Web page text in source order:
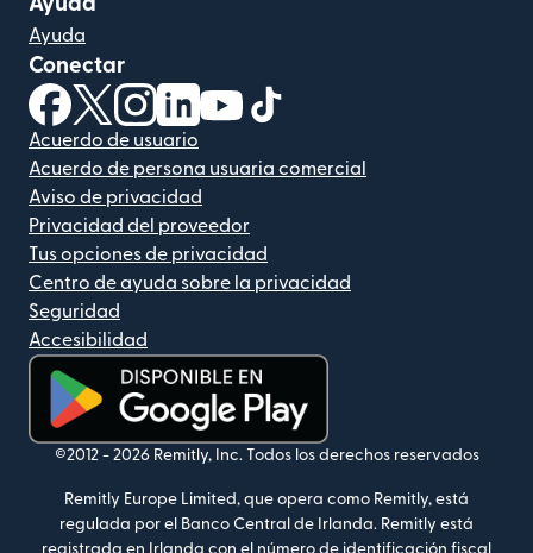
Ayuda
Conectar
(se abre en una ventana nueva)
(se abre en una ventana nueva)
(se abre en una ventana nueva)
(se abre en una ventana nueva)
(se abre en una ventana nueva)
Acuerdo de usuario
Acuerdo de persona usuaria comercial
Aviso de privacidad
Privacidad del proveedor
Tus opciones de privacidad
Centro de ayuda sobre la privacidad
Seguridad
Accesibilidad
(se abre en una ventana nueva)
©2012 - 2026 Remitly, Inc. Todos los derechos reservados
Remitly Europe Limited, que opera como Remitly, está
regulada por el Banco Central de Irlanda. Remitly está
registrada en Irlanda con el número de identificación fiscal